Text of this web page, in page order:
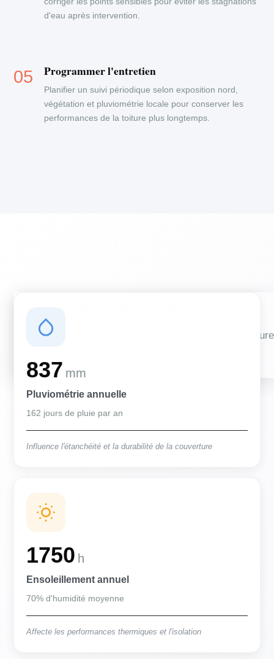
d'eau après intervention.
Programmer l'entretien
Planifier un suivi périodique selon exposition nord,
végétation et pluviométrie locale pour conserver les
performances de la toiture plus longtemps.
Des conditions qui influencent vos travaux de couverture
837 mm
Pluviométrie annuelle
162 jours de pluie par an
Influence l'étanchéité et la durabilité de la couverture
1750 h
Ensoleillement annuel
70% d'humidité moyenne
Affecte les performances thermiques et l'isolation